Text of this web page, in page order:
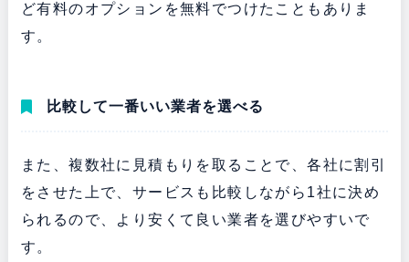
ど有料のオプションを無料でつけたこともありま
す。
比較して一番いい業者を選べる
また、複数社に見積もりを取ることで、各社に割引
をさせた上で、サービスも比較しながら1社に決め
られるので、より安くて良い業者を選びやすいで
す。